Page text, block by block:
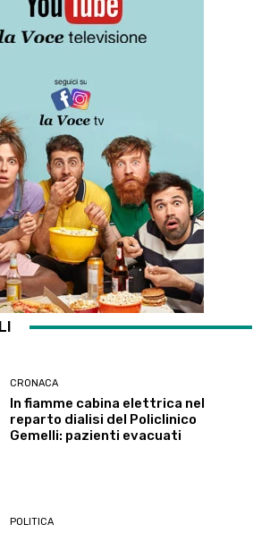
CRONACA
In fiamme cabina elettrica nel
reparto dialisi del Policlinico
Gemelli: pazienti evacuati
POLITICA